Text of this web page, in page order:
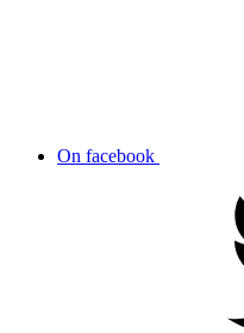
On facebook